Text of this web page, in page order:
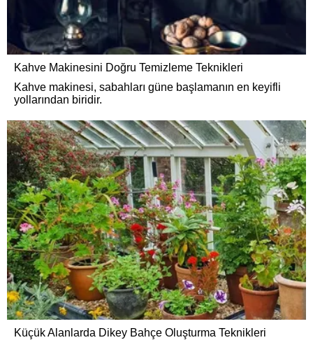
Kahve Makinesini Doğru Temizleme Teknikleri
Kahve makinesi, sabahları güne başlamanın en keyifli
yollarından biridir.
Küçük Alanlarda Dikey Bahçe Oluşturma Teknikleri